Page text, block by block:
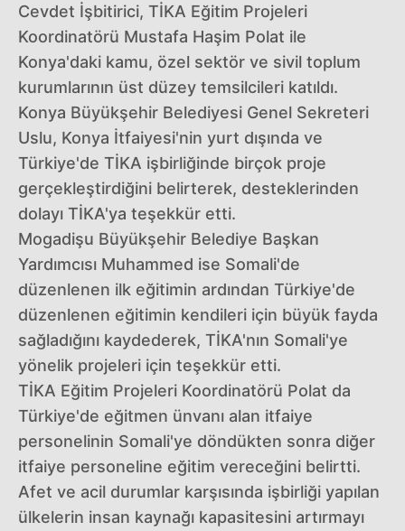
Cevdet İşbitirici, TİKA Eğitim Projeleri
Koordinatörü Mustafa Haşim Polat ile
Konya'daki kamu, özel sektör ve sivil toplum
kurumlarının üst düzey temsilcileri katıldı.
Konya Büyükşehir Belediyesi Genel Sekreteri
Uslu, Konya İtfaiyesi'nin yurt dışında ve
Türkiye'de TİKA işbirliğinde birçok proje
gerçekleştirdiğini belirterek, desteklerinden
dolayı TİKA'ya teşekkür etti.
Mogadişu Büyükşehir Belediye Başkan
Yardımcısı Muhammed ise Somali'de
düzenlenen ilk eğitimin ardından Türkiye'de
düzenlenen eğitimin kendileri için büyük fayda
sağladığını kaydederek, TİKA'nın Somali'ye
yönelik projeleri için teşekkür etti.
TİKA Eğitim Projeleri Koordinatörü Polat da
Türkiye'de eğitmen ünvanı alan itfaiye
personelinin Somali'ye döndükten sonra diğer
itfaiye personeline eğitim vereceğini belirtti.
Afet ve acil durumlar karşısında işbirliği yapılan
ülkelerin insan kaynağı kapasitesini artırmayı